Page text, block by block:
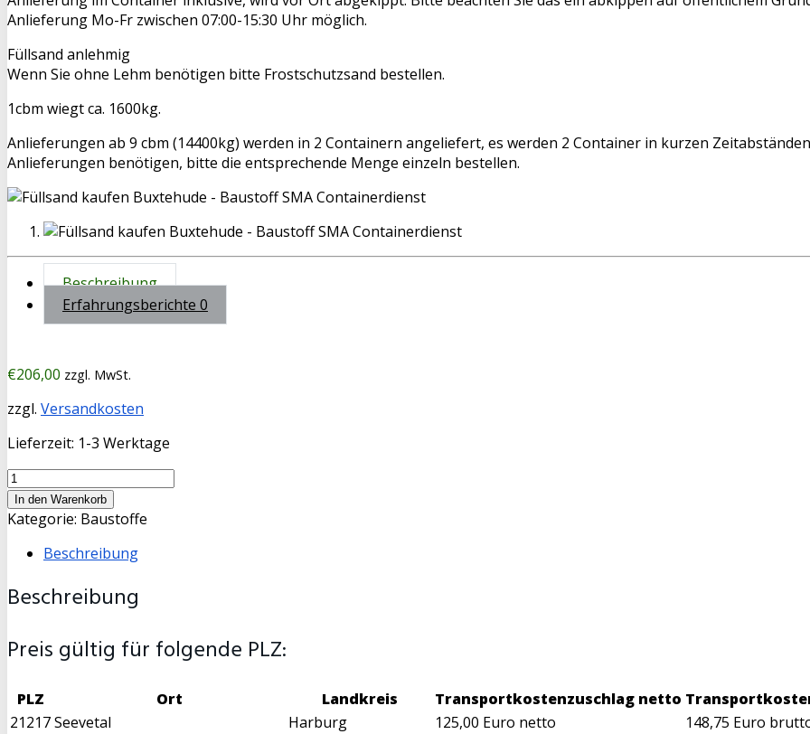
Anlieferung Mo-Fr zwischen 07:00-15:30 Uhr möglich.
Füllsand anlehmig
Wenn Sie ohne Lehm benötigen bitte Frostschutzsand bestellen.
1cbm wiegt ca. 1600kg.
Anlieferungen ab 9 cbm (14400kg) werden in 2 Containern angeliefert, es werden 2 Container in kurzen
Anlieferungen benötigen, bitte die entsprechende Menge einzeln bestellen.
Beschreibung
Erfahrungsberichte 0
€206,00 zzgl. MwSt.
zzgl. Versandkosten
Lieferzeit: 1-3 Werktage
Füllsand
5
cbm
In den Warenkorb
Kategorie: Baustoffe
Beschreibung
Beschreibung
Preis gültig für folgende PLZ:
PLZ Ort Landkreis Transportkostenzuschlag netto
21217Seevetal Harburg 125,00 Euro netto
148,75 Euro